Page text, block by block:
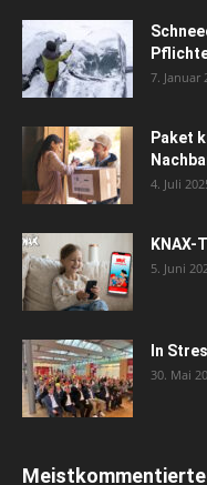
7. Januar
Paket
4. Juli
KNAX-
5. Juni
In
30. Mai